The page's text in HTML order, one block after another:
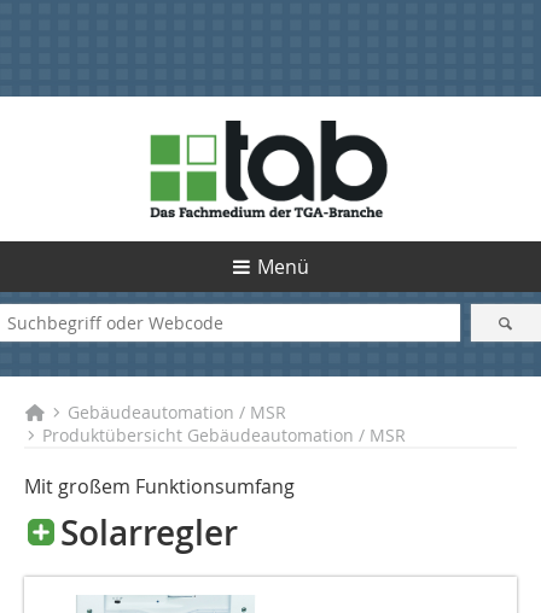
Menü
Gebäudeautomation / MSR
Produktübersicht Gebäudeautomation / MSR
Mit großem Funktionsumfang
Solarregler